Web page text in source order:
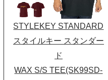
STYLEKEY STANDARD
スタイルキー スタンダー
ド
WAX S/S TEE(SK99SD-